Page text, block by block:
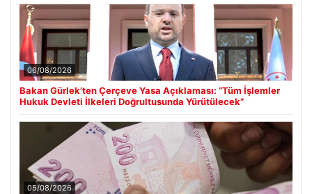
06/08/2026
Bakan Gürlek’ten Çerçeve Yasa Açıklaması: “Tüm İşlemler
Hukuk Devleti İlkeleri Doğrultusunda Yürütülecek”
05/08/2026